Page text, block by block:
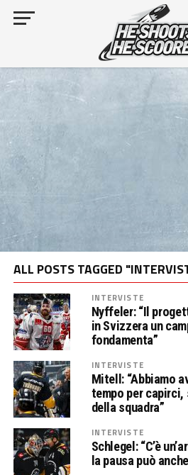
ALL POSTS TAGGED
INTERVISTE
Nyffeler: “Il
in Svizzera un
fondamenta”
INTERVISTE
Mitell: “Abbiamo
tempo per
della squadra”
INTERVISTE
Schlegel: “C’è
la pausa può